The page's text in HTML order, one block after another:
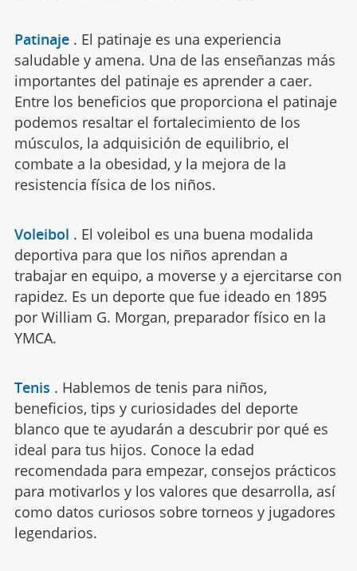
Patinaje . El patinaje es una experiencia
saludable y amena. Una de las enseñanzas más
importantes del patinaje es aprender a caer.
Entre los beneficios que proporciona el patinaje
podemos resaltar el fortalecimiento de los
músculos, la adquisición de equilibrio, el
combate a la obesidad, y la mejora de la
resistencia física de los niños.
Voleibol . El voleibol es una buena modalida
deportiva para que los niños aprendan a
trabajar en equipo, a moverse y a ejercitarse con
rapidez. Es un deporte que fue ideado en 1895
por William G. Morgan, preparador físico en la
YMCA.
Tenis . Hablemos de tenis para niños,
beneficios, tips y curiosidades del deporte
blanco que te ayudarán a descubrir por qué es
ideal para tus hijos. Conoce la edad
recomendada para empezar, consejos prácticos
para motivarlos y los valores que desarrolla, así
como datos curiosos sobre torneos y jugadores
legendarios.